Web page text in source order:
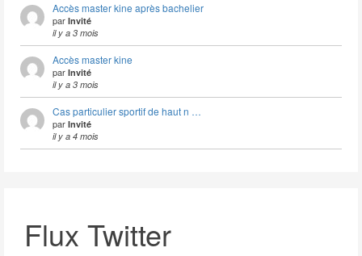
Accès master kine après bachelier
par Invité
il y a 3 mois
Accès master kine
par Invité
il y a 3 mois
Cas particulier sportif de haut n …
par Invité
il y a 4 mois
Flux Twitter